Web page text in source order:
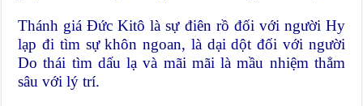
Thánh giá Đức Kitô là sự điên rồ đối với người Hy
lạp đi tìm sự khôn ngoan, là dại dột đối với người
Do thái tìm dấu lạ và mãi mãi là mầu nhiệm thẳm
sâu với lý trí.